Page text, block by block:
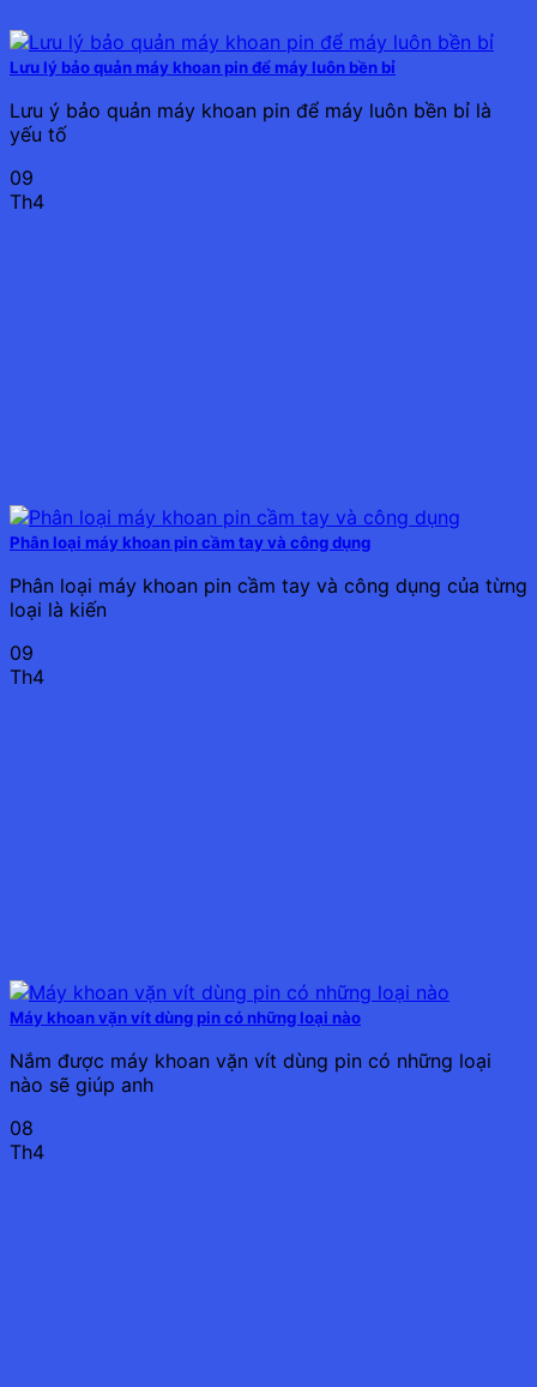
Lưu lý bảo quản máy khoan pin để máy luôn bền bỉ
Lưu ý bảo quản máy khoan pin để máy luôn bền bỉ là
yếu tố
09
Th4
Phân loại máy khoan pin cầm tay và công dụng
Phân loại máy khoan pin cầm tay và công dụng của từng
loại là kiến
09
Th4
Máy khoan vặn vít dùng pin có những loại nào
Nắm được máy khoan vặn vít dùng pin có những loại
nào sẽ giúp anh
08
Th4